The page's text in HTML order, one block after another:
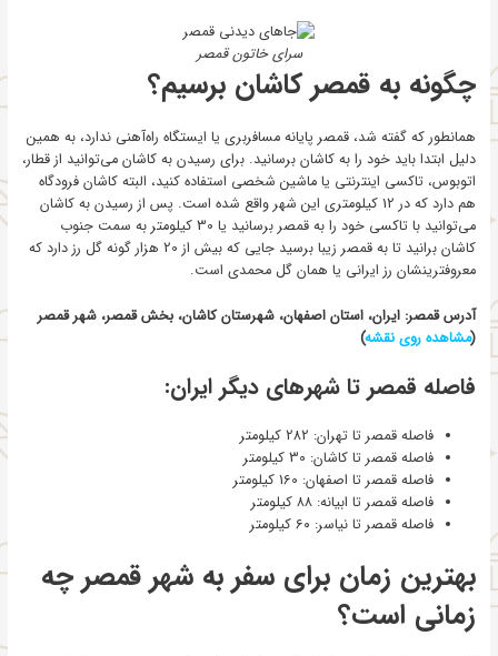
سرای خاتون قمصر
چگونه به قمصر کاشان برسیم؟
همانطور که گفته شد، قمصر پایانه مسافربری یا ایستگاه راه‌آهنی ندارد، به همین
دلیل ابتدا باید خود را به کاشان برسانید. برای رسیدن به کاشان می‌توانید از قطار،
اتوبوس، تاکسی اینترنتی یا ماشین شخصی استفاده کنید، البته کاشان فرودگاه
هم دارد که در 12 کیلومتری این شهر واقع شده است. پس از رسیدن به کاشان
می‌توانید با تاکسی خود را به قمصر برسانید یا 30 کیلومتر به سمت جنوب
کاشان برانید تا به قمصر زیبا برسید جایی که بیش از 20 هزار گونه گل رز دارد که
معروفترینشان رز ایرانی یا همان گل محمدی است.
آدرس قمصر: ایران، استان اصفهان، شهرستان کاشان، بخش قمصر، شهر قمصر
(مشاهده روی نقشه)
فاصله قمصر تا شهرهای دیگر ایران:
فاصله قمصر تا تهران: 282 کیلومتر
فاصله قمصر تا کاشان: 30 کیلومتر
فاصله قمصر تا اصفهان: 160 کیلومتر
فاصله قمصر تا ابیانه: ۸۸ کیلومتر
فاصله قمصر تا نیاسر: ۶۰ کیلومتر
بهترین زمان برای سفر به شهر قمصر چه
زمانی است؟